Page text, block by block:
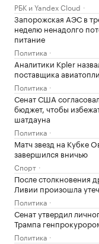
РБК и Yandex Cloud
Запорожская АЭС в
неделю ненадолго
питание
Политика
Аналитики Kpler
поставщика
Политика
Сенат США
бюджет, чтобы
шатдауна
Политика
Матч звезд на Кубке
завершился вничью
Спорт
После столкновения
Ливии произошла
Политика
Сенат утвердил
Трампа
Политика